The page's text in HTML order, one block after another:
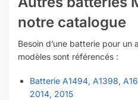
notre catalogue
Besoin d’une batterie pour un
modèles sont référencés :
Batterie A1494, A1398,
2014, 2015